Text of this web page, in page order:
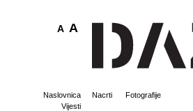
A A
Naslovnica
Vijesti
Nacrti Fotografije